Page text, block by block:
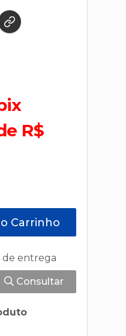
R$
Carrinho
de entrega
Consultar